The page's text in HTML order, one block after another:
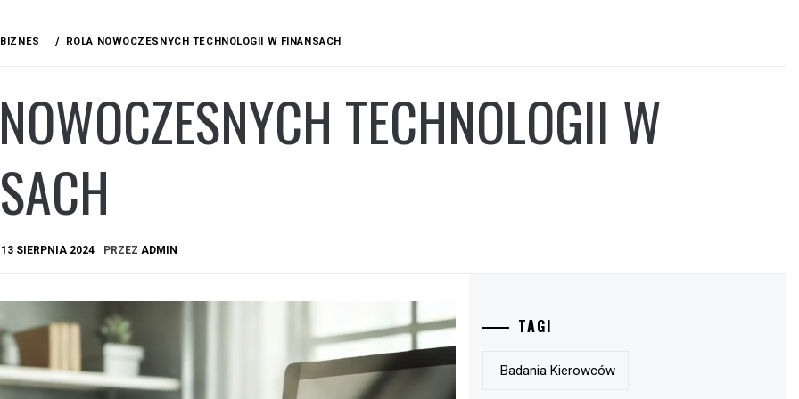
BIZNES ROLA NOWOCZESNYCH TECHNOLOGII W FINANSACH
TECHNOLOGII W
13 SIERPNIA 2024 PRZEZ ADMIN
TAGI
Badania Kierowców